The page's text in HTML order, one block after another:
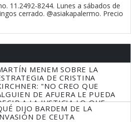
11.2492-8244. Lunes a sábados de
cerrado. @asiakapalermo. Precio
MENEM SOBRE LA
DE CRISTINA
"NO CREO QUE
DE AFUERA LE PUEDA
A LA JUSTICIA LO QUE
QUE HACER"
DIJO BARDEM DE LA
DE CEUTA